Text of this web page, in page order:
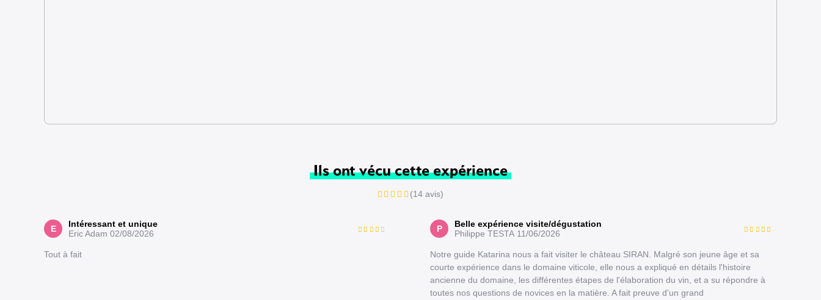
Ils ont vécu cette expérience
(14 avis)
E
Intéressant et unique
Eric Adam 02/08/2026
Tout à fait
P
Belle expérience visite/dégustation
Philippe TESTA 11/06/2026
Notre guide Katarina nous a fait visiter le château SIRAN. Malgré son jeune âge et sa
courte expérience dans le domaine viticole, elle nous a expliqué en détails l'histoire
ancienne du domaine, les différentes étapes de l'élaboration du vin, et a su répondre à
toutes nos questions de novices en la matière. A fait preuve d'un grand